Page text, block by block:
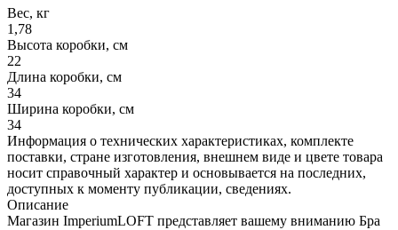
Вес, кг
1,78
Высота коробки, см
22
Длина коробки, см
34
Ширина коробки, см
34
Информация о технических характеристиках, комплекте
поставки, стране изготовления, внешнем виде и цвете товара
носит справочный характер и основывается на последних,
доступных к моменту публикации, сведениях.
Описание
Магазин ImperiumLOFT представляет вашему вниманию Бра